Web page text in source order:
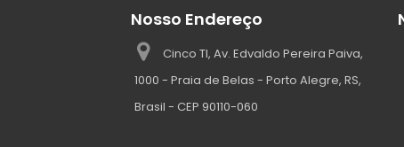
Nosso Endereço
Cinco TI, Av. Edvaldo Pereira Paiva,
1000 - Praia de Belas - Porto Alegre, RS,
Brasil - CEP 90110-060